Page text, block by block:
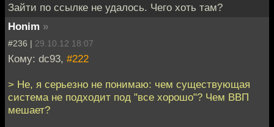
Зайти по ссылке не удалось. Чего хоть там?
Honim »
#236 | 29.10.12 18:07
Кому: dc93, #222
> Не, я серьезно не понимаю: чем существующая
система не подходит под "все хорошо"? Чем ВВП
мешает?